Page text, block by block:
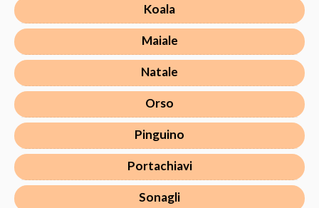
Koala
Maiale
Natale
Orso
Pinguino
Portachiavi
Sonagli